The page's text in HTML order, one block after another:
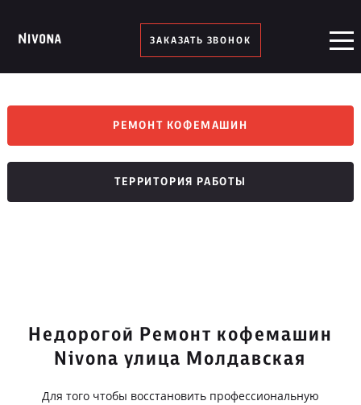
ЗАКАЗАТЬ ЗВОНОК
РЕМОНТ КОФЕМАШИН
ТЕРРИТОРИЯ РАБОТЫ
Недорогой Ремонт кофемашин
Nivona улица Молдавская
Для того чтобы восстановить профессиональную